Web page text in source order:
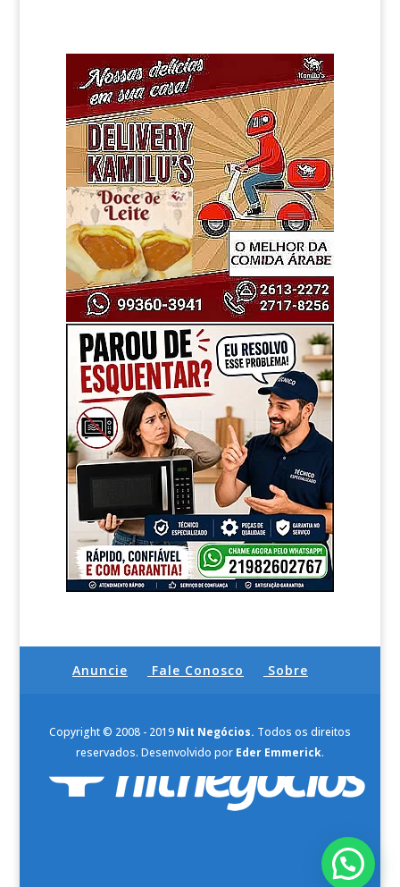
Anuncie Fale Conosco Sobre
Copyright © 2008 - 2019 Nit Negócios. Todos os direitos
reservados. Desenvolvido por Eder Emmerick.